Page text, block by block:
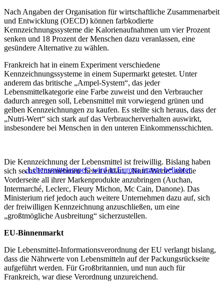
Nach Angaben der Organisation für wirtschaftliche Zusammenarbeit
und Entwicklung (OECD) können farbkodierte
Kennzeichnungssysteme die Kalorienaufnahmen um vier Prozent
senken und 18 Prozent der Menschen dazu veranlassen, eine
gesündere Alternative zu wählen.
Frankreich hat in einem Experiment verschiedene
Kennzeichnungssysteme in einem Supermarkt getestet. Unter
anderem das britische „Ampel-System“, das jeder
Lebensmittelkategorie eine Farbe zuweist und den Verbraucher
dadurch anregen soll, Lebensmittel mit vorwiegend grünen und
gelben Kennzeichnungen zu kaufen. Es stellte sich heraus, dass der
„Nutri-Wert“ sich stark auf das Verbraucherverhalten auswirkt,
insbesondere bei Menschen in den unteren Einkommensschichten.
„Lebensmittelampel“ wird in Europa immer beliebter
Die Kennzeichnung der Lebensmittel ist freiwillig. Bislang haben
sich sechs Unternehmen bereit erklärt, „Nutri-Werte“ auf die
Vorderseite all ihrer Markenprodukte anzubringen (Auchan,
Intermarché, Leclerc, Fleury Michon, Mc Cain, Danone). Das
Ministerium rief jedoch auch weitere Unternehmen dazu auf, sich
der freiwilligen Kennzeichnung anzuschließen, um eine
„großtmögliche Ausbreitung“ sicherzustellen.
EU-Binnenmarkt
Die Lebensmittel-Informationsverordnung der EU verlangt bislang,
dass die Nährwerte von Lebensmitteln auf der Packungsrückseite
aufgeführt werden. Für Großbritannien, und nun auch für
Frankreich, war diese Verordnung unzureichend.